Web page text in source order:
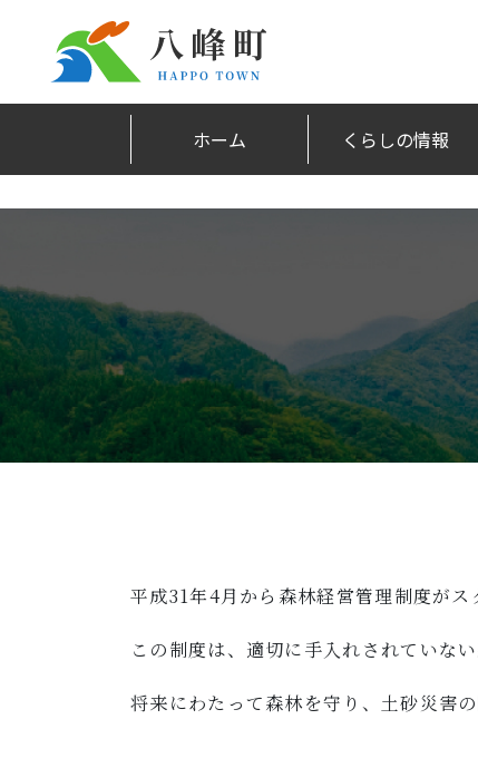
ホーム くらしの情報
平成31年4月から森林経営管理制度がス
この制度は、適切に手入れされていな
将来にわたって森林を守り、土砂災害